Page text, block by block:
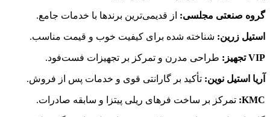
گروه صنعتی مجلسی: از قدیمی‌ترین برندها با خدمات جامع.
استیل زرین: شناخته شده برای کیفیت خوب و قیمت مناسب.
VIP تجهیز: طراحی مدرن و تمرکز بر تجهیزات فست‌فود.
آریا استیل نوین: تأکید بر گارانتی قوی و خدمات پس از فروش.
KMC: تمرکز بر ساخت فرهای ریلی پیتزا و سابقه صادرات.